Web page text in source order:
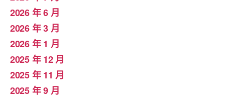
2026 年 6 月
2026 年 3 月
2026 年 1 月
2025 年 12 月
2025 年 11 月
2025 年 9 月